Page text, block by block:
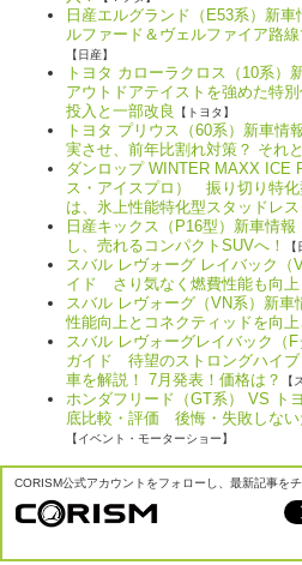
日産エルグランド（E53系）新
ルファード＆ヴェルファイア路
【日産】
トヨタ カローラクロス（10系
アウトドアテイストを強めた特別
投入と一部改良
【トヨタ】
トヨタ プリウス（60系）新車
実させ、前年比割れ対策？ それ
ダンロップ WINTER MAXX ICE
ス・アイスプロ） 振り切り特化
は、氷上性能特化型スタッドレス
日産キックス（P16型）新車情
し、売れるコンパクトSUVへ！
スバル レヴォーグ レイバック（
イド さり気なく燃費性能も向上
スバル レヴォーグ（VN系）新
性能向上とコネクティッドを向
スバル レヴォーグレイバック（
ガイド 待望のストロングハイ
車を解説！ 7月発表！価格は？
【
ホンダフリード（GT系） VS ト
底比較・評価 後悔・失敗しない
【イベント・モーターショー】
CORISM公式アカウントをフォローし、最新記事をチ